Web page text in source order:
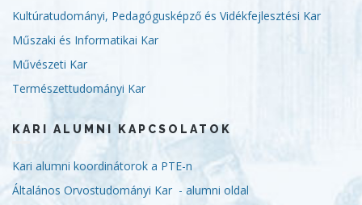
Kultúratudományi, Pedagógusképző és Vidékfejlesztési Kar
Műszaki és Informatikai Kar
Művészeti Kar
Természettudományi Kar
KARI ALUMNI KAPCSOLATOK
Kari alumni koordinátorok a PTE-n
Általános Orvostudományi Kar - alumni oldal